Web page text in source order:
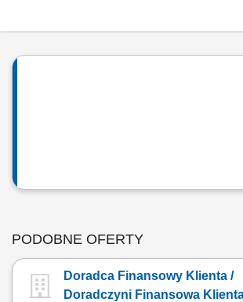
PODOBNE OFERTY
Doradca Finansowy Klienta /
Doradczyni Finansowa